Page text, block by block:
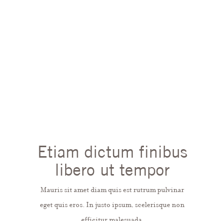
Etiam dictum finibus
libero ut tempor
Mauris sit amet diam quis est rutrum pulvinar
eget quis eros. In justo ipsum, scelerisque non